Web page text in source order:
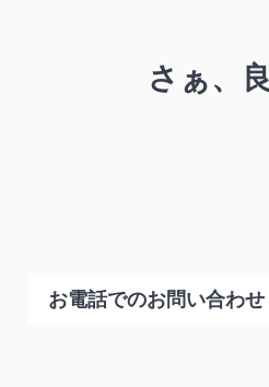
さぁ、
お電話でのお問い合わせ